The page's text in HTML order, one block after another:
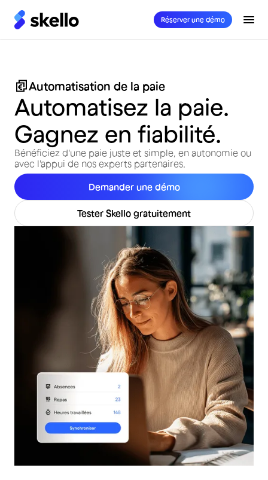
Réserver une démo
Automatisation de la paie
Automatisez la paie.
Gagnez en fiabilité.
Bénéficiez d'une paie juste et simple, en autonomie ou
avec l'appui de nos experts partenaires.
Demander une démo
Tester Skello gratuitement